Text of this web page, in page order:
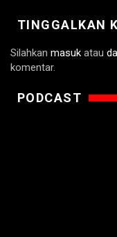
TINGGALKAN
Silahkan masuk atau
komentar.
PODCAST